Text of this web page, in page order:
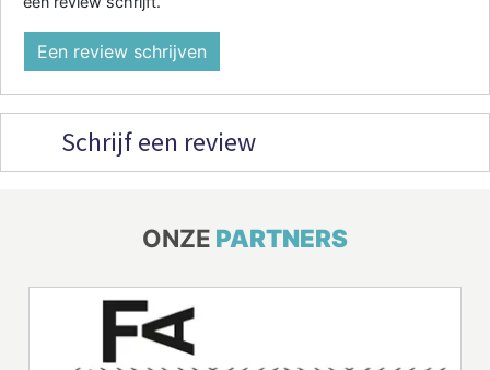
Een review schrijven
Schrijf een review
ONZE PARTNERS